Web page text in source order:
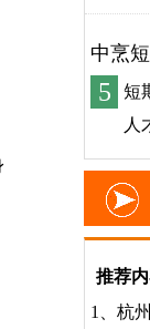
中烹
5
短
人
推荐
1、 杭